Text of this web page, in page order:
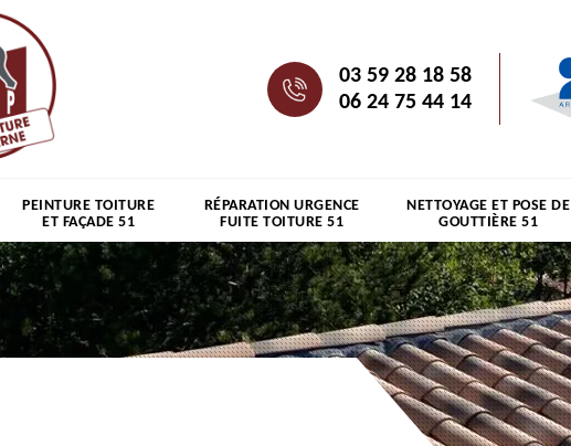
03 59 28 18 58
06 24 75 44 14
PEINTURE TOITURE
ET FAÇADE 51
RÉPARATION URGENCE
FUITE TOITURE 51
NETTOYAGE ET POSE DE
GOUTTIÈRE 51